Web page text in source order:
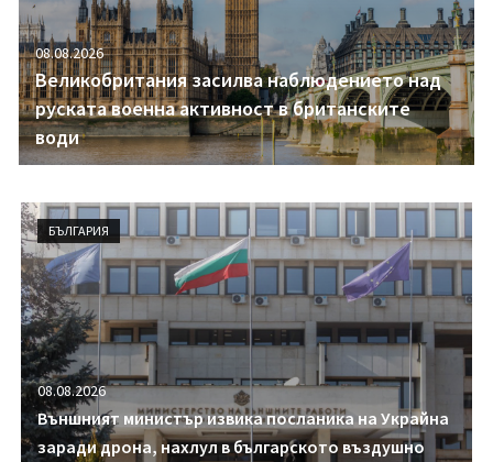
o
n
08.08.2026
Великобритания засилва наблюдението над
руската военна активност в британските
води
БЪЛГАРИЯ
08.08.2026
Външният министър извика посланика на Украйна
заради дрона, нахлул в българското въздушно